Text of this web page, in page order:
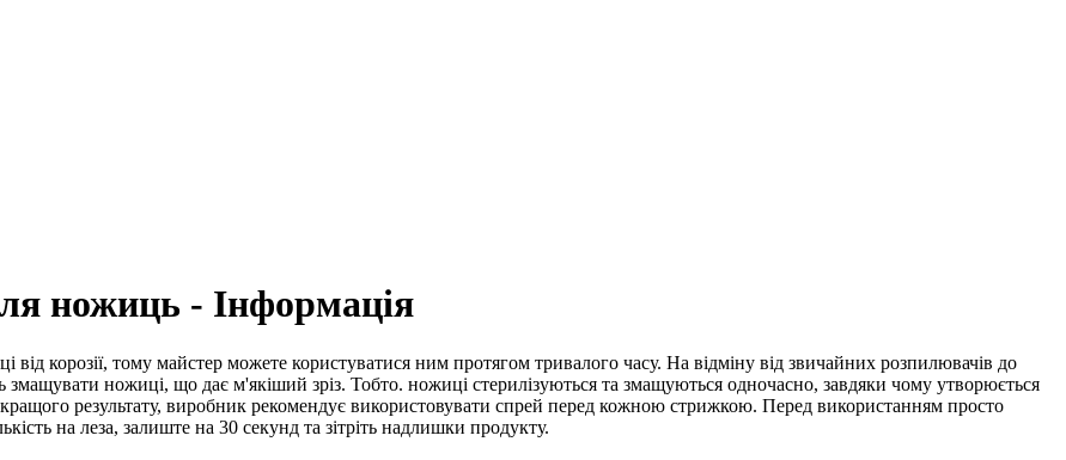
ножиць - Інформація
корозії, тому майстер можете користуватися ним протягом тривалого часу. На відміну від звичайних розпилювачів до
змащувати ножиці, що дає м'якіший зріз. Тобто. ножиці стерилізуються та змащуються одночасно, завдяки чому утворюється
результату, виробник рекомендує використовувати спрей перед кожною стрижкою. Перед використанням просто
на леза, залиште на 30 секунд та зітріть надлишки продукту.